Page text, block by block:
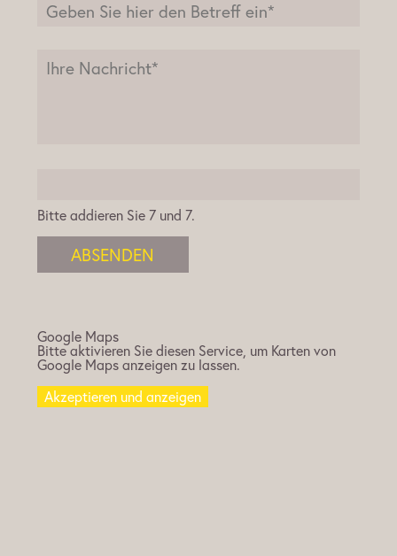
Bitte addieren Sie 7 und 7.
ABSENDEN
Google Maps
Bitte aktivieren Sie diesen Service, um Karten von
Google Maps anzeigen zu lassen.
Akzeptieren und anzeigen